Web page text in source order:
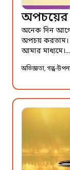
অনেক দিন
অপচয় করতাম।
আমার মাধ্যমে।...
অভিজ্ঞতা, গল্প-